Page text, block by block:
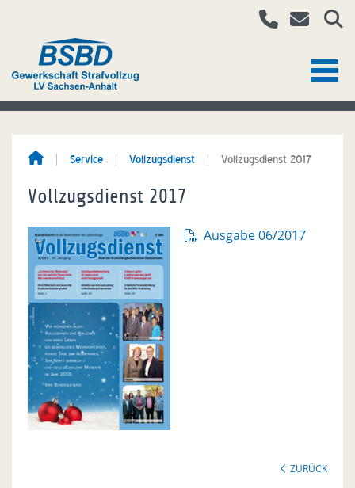
Service Vollzugsdienst Vollzugsdienst 2017
Vollzugsdienst 2017
Ausgabe 06/2017
ZURÜCK